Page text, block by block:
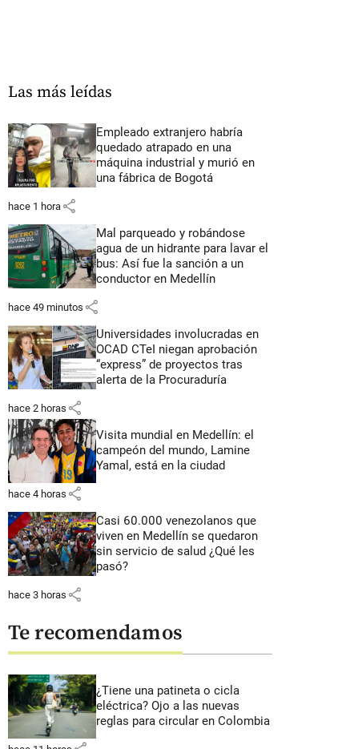
Las más leídas
Empleado extranjero habría
quedado atrapado en una
máquina industrial y murió en
una fábrica de Bogotá
hace 1 hora share
Mal parqueado y robándose
agua de un hidrante para lavar el
bus: Así fue la sanción a un
conductor en Medellín
hace 49 minutos share
Universidades involucradas en
OCAD CTeI niegan aprobación
“express” de proyectos tras
alerta de la Procuraduría
hace 2 horas share
Visita mundial en Medellín: el
campeón del mundo, Lamine
Yamal, está en la ciudad
hace 4 horas share
Casi 60.000 venezolanos que
viven en Medellín se quedaron
sin servicio de salud ¿Qué les
pasó?
hace 3 horas share
Te recomendamos
¿Tiene una patineta o cicla
eléctrica? Ojo a las nuevas
reglas para circular en Colombia